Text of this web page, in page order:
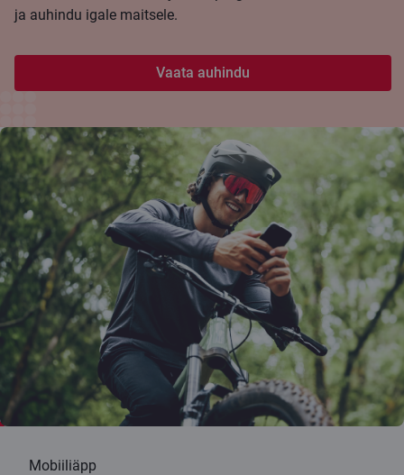
ja auhindu igale maitsele.
Vaata auhindu
Mobiiliäpp